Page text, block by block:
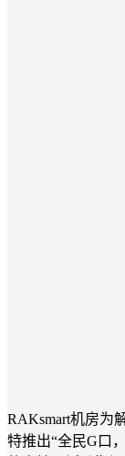
RAKsmart机房为
特推出“全民G口